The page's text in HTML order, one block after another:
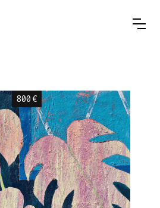
800 €